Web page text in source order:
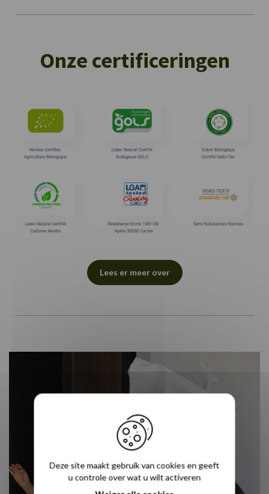
Onze certificeringen
Lees er meer over
Deze site maakt gebruik van cookies en geeft
u controle over wat u wilt activeren